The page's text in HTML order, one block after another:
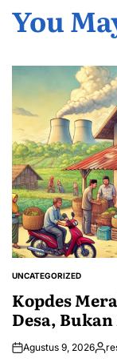
You
POSTED
UNCATEGORIZED
Kopdes
Desa,
Agustus 9, 2026